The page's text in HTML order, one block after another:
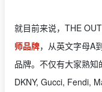
就目前来说，THE
师品牌，从英文字母A
品牌。不仅有大家熟
DKNY, Gucci, Fendi,